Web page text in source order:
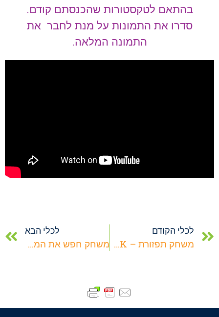
בהתאם לטקסטורות שהכנסתם קודם.
סדרו את התמונות על מנת לחבר את
התמונה המלאה.
לכלי הקודם
משחק תפזורת – WORD BULK
לכלי הבא
משחק חפש את המטמון – TREASURE HUNT